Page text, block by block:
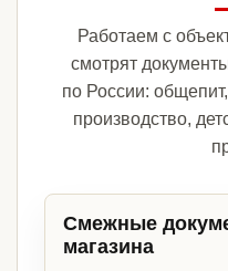
Работаем с
смотрят
по России:
производство,
Смежные
магазина